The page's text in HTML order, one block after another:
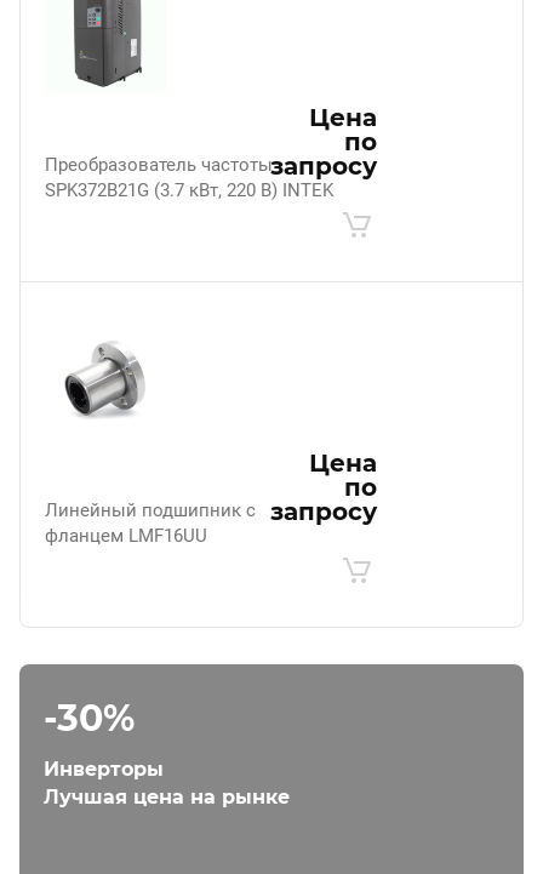
Преобразователь частоты
SPK372B21G (3.7 кВт, 220 В) INTEK
Цена
по
запросу
Линейный подшипник с
фланцем LMF16UU
Цена
по
запросу
-30%
Инверторы
Лучшая цена на рынке